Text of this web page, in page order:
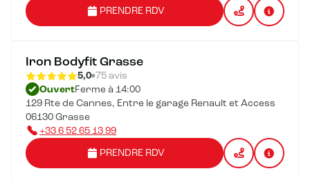
PRENDRE RDV
Iron Bodyfit Grasse
5,0 75 avis
OuvertFerme à 14:00
129 Rte de Cannes, Entre le garage Renault et Access
06130 Grasse
+33 6 52 65 13 99
PRENDRE RDV